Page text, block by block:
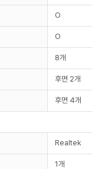
O
O
8개
후면 2개
후면 4개
Realtek
1개